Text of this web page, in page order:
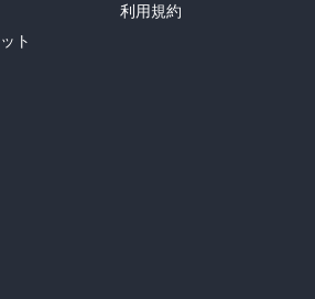
ト
利用規約